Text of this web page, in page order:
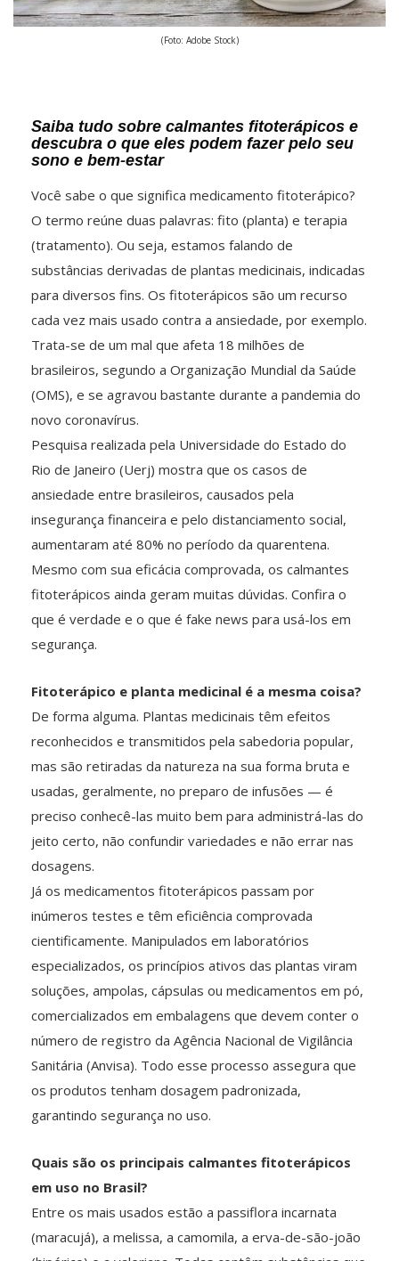
(Foto: Adobe Stock)
Saiba tudo sobre calmantes fitoterápicos e
descubra o que eles podem fazer pelo seu
sono e bem-estar
Você sabe o que significa medicamento fitoterápico?
O termo reúne duas palavras: fito (planta) e terapia
(tratamento). Ou seja, estamos falando de
substâncias derivadas de plantas medicinais, indicadas
para diversos fins. Os fitoterápicos são um recurso
cada vez mais usado contra a ansiedade, por exemplo.
Trata-se de um mal que afeta 18 milhões de
brasileiros, segundo a Organização Mundial da Saúde
(OMS), e se agravou bastante durante a pandemia do
novo coronavírus.
Pesquisa realizada pela Universidade do Estado do
Rio de Janeiro (Uerj) mostra que os casos de
ansiedade entre brasileiros, causados pela
insegurança financeira e pelo distanciamento social,
aumentaram até 80% no período da quarentena.
Mesmo com sua eficácia comprovada, os calmantes
fitoterápicos ainda geram muitas dúvidas. Confira o
que é verdade e o que é fake news para usá-los em
segurança.
Fitoterápico e planta medicinal é a mesma coisa?
De forma alguma. Plantas medicinais têm efeitos
reconhecidos e transmitidos pela sabedoria popular,
mas são retiradas da natureza na sua forma bruta e
usadas, geralmente, no preparo de infusões — é
preciso conhecê-las muito bem para administrá-las do
jeito certo, não confundir variedades e não errar nas
dosagens.
Já os medicamentos fitoterápicos passam por
inúmeros testes e têm eficiência comprovada
cientificamente. Manipulados em laboratórios
especializados, os princípios ativos das plantas viram
soluções, ampolas, cápsulas ou medicamentos em pó,
comercializados em embalagens que devem conter o
número de registro da Agência Nacional de Vigilância
Sanitária (Anvisa). Todo esse processo assegura que
os produtos tenham dosagem padronizada,
garantindo segurança no uso.
Quais são os principais calmantes fitoterápicos
em uso no Brasil?
Entre os mais usados estão a passiflora incarnata
(maracujá), a melissa, a camomila, a erva-de-são-joão